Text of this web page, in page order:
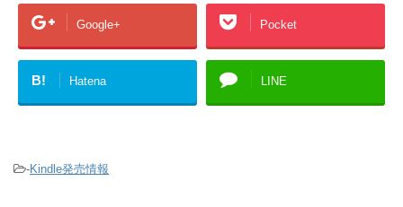
Google+ Pocket
B! Hatena LINE
-Kindle発売情報